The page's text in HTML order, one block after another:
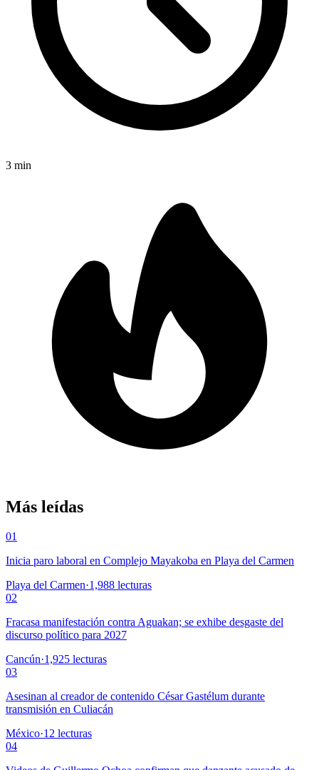
3 min
Más leídas
01
Inicia paro laboral en Complejo Mayakoba en Playa del Carmen
Playa del Carmen·1,988 lecturas
02
Fracasa manifestación contra Aguakan; se exhibe desgaste del
discurso político para 2027
Cancún·1,925 lecturas
03
Asesinan al creador de contenido César Gastélum durante
transmisión en Culiacán
México·12 lecturas
04